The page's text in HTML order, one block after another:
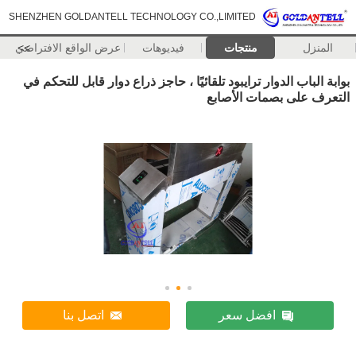
SHENZHEN GOLDANTELL TECHNOLOGY CO.,LIMITED
المنزل منتجات فيديوهات عرض الواقع الافتراضي
>>
بوابة الباب الدوار ترايبود تلقائيًا ، حاجز ذراع دوار قابل للتحكم في
التعرف على بصمات الأصابع
افضل سعر اتصل بنا